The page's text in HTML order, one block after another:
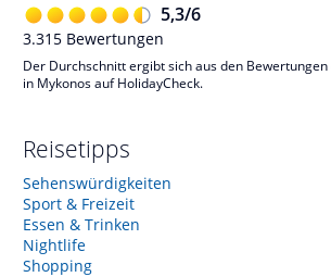
5,3/6
3.315 Bewertungen
Der Durchschnitt ergibt sich aus den
in Mykonos auf HolidayCheck.
Reisetipps
Sehenswürdigkeiten
Sport & Freizeit
Essen & Trinken
Nightlife
Shopping